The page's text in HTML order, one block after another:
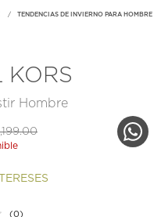
TENDENCIAS DE INVIERNO PARA HOMBRE
KORS
Hombre
(0)